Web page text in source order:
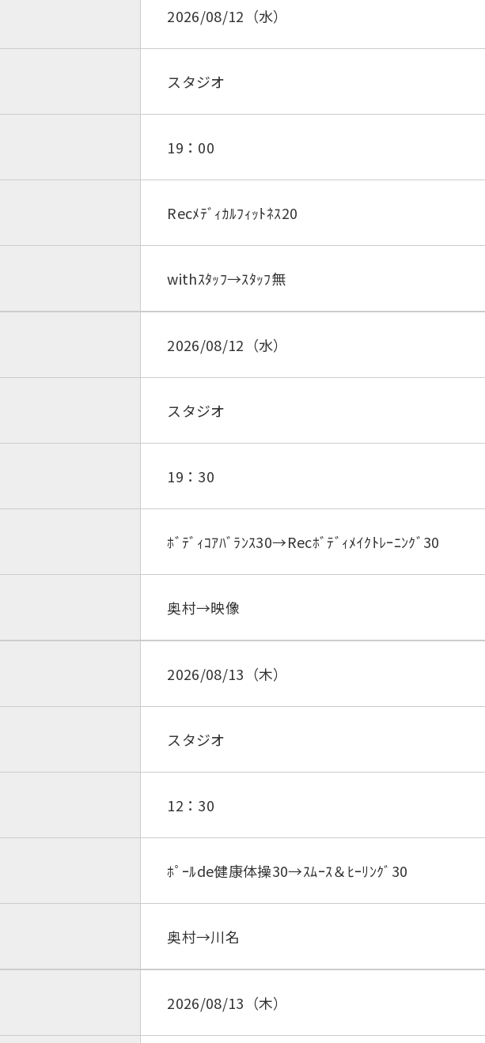
2026/08/12（水）
スタジオ
19：00
Recﾒﾃﾞｨｶﾙﾌｨｯﾄﾈｽ20
withｽﾀｯﾌ→ｽﾀｯﾌ無
2026/08/12（水）
スタジオ
19：30
ﾎﾞﾃﾞｨｺｱﾊﾞﾗﾝｽ30→Recﾎﾞﾃﾞｨﾒｲｸﾄﾚｰﾆﾝｸﾞ30
奥村→映像
2026/08/13（木）
スタジオ
12：30
ﾎﾟｰﾙde健康体操30→ｽﾑｰｽ＆ﾋｰﾘﾝｸﾞ30
奥村→川名
2026/08/13（木）